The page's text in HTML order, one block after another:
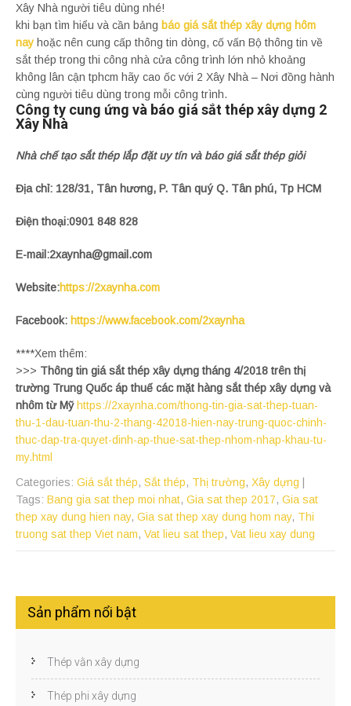
Xây Nhà người tiêu dùng nhé!
khi bạn tìm hiểu và cần bảng báo giá sắt thép xây dựng hôm
nay hoặc nên cung cấp thông tin dòng, cố vấn Bộ thông tin về
sắt thép trong thi công nhà cửa công trình lớn nhỏ khoảng
không lân cận tphcm hãy cao ốc với 2 Xây Nhà – Nơi đồng hành
cùng người tiêu dùng trong mỗi công trình.
Công ty cung ứng và báo giá sắt thép xây dựng 2
Xây Nhà
Nhà chế tạo sắt thép lắp đặt uy tín và báo giá sắt thép giỏi
Địa chỉ: 128/31, Tân hương, P. Tân quý Q. Tân phú, Tp HCM
Điện thoại:0901 848 828
E-mail:2xaynha@gmail.com
Website:https://2xaynha.com
Facebook: https://www.facebook.com/2xaynha
****Xem thêm:
>>> Thông tin giá sắt thép xây dựng tháng 4/2018 trên thị
trường Trung Quốc áp thuế các mặt hàng sắt thép xây dựng và
nhôm từ Mỹ https://2xaynha.com/thong-tin-gia-sat-thep-tuan-
thu-1-dau-tuan-thu-2-thang-42018-hien-nay-trung-quoc-chinh-
thuc-dap-tra-quyet-dinh-ap-thue-sat-thep-nhom-nhap-khau-tu-
my.html
Categories: Giá sắt thép, Sắt thép, Thị trường, Xây dựng
Tags: Bang gia sat thep moi nhat, Gia sat thep 2017, Gia sat
thep xay dung hien nay, Gia sat thep xay dung hom nay, Thi
truong sat thep Viet nam, Vat lieu sat thep, Vat lieu xay dung
Sản phẩm nổi bật
Thép vằn xây dựng
Thép phi xây dựng